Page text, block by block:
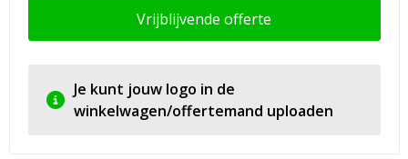
Vrijblijvende offerte
Je kunt jouw logo in de
winkelwagen/offertemand uploaden